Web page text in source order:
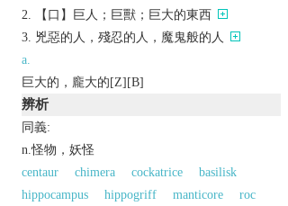
【口】巨人；巨獸；巨大的東西
兇惡的人，殘忍的人，魔鬼般的人
a.
巨大的，龐大的[Z][B]
辨析
同義:
n.怪物，妖怪
centaur
chimera cockatrice
basilisk
hippocampus
hippogriff manticore
roc